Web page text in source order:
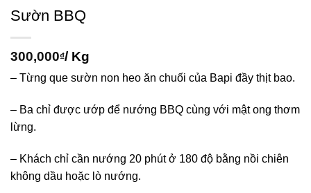
Sườn BBQ
300,000₫/ Kg
– Từng que sườn non heo ăn chuối của Bapi đầy thịt bao.
– Ba chỉ được ướp để nướng BBQ cùng với mật ong thơm
lừng.
– Khách chỉ cần nướng 20 phút ở 180 độ bằng nồi chiên
không dầu hoặc lò nướng.